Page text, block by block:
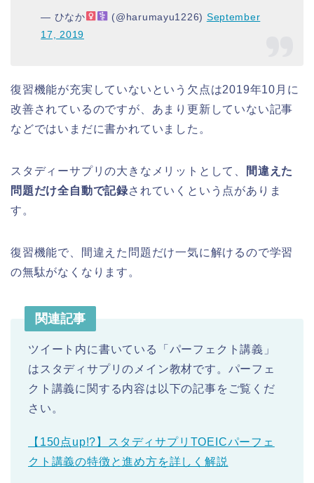
— ひなか‍ (@harumayu1226) September
17, 2019
復習機能が充実していないという欠点は2019年10月に
改善されているのですが、あまり更新していない記事
などではいまだに書かれていました。
スタディーサプリの大きなメリットとして、
間違えた
問題だけ全自動で記録されていくという点がありま
す。
復習機能で、間違えた問題だけ一気に解けるので学習
の無駄がなくなります。
関連記事
ツイート内に書いている「パーフェクト講義」
はスタディサプリのメイン教材です。パーフェ
クト講義に関する内容は以下の記事をご覧くだ
さい。
【150点up!?】スタディサプリTOEICパーフェ
クト講義の特徴と進め方を詳しく解説